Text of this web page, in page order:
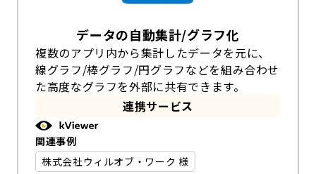
データの自動集計/グラフ化
複数のアプリ内から集計したデータを元に、
線グラフ/棒グラフ/円グラフなどを組み合わせ
た高度なグラフを外部に共有できます。
連携サービス
関連事例
株式会社ウィルオブ・ワーク 様